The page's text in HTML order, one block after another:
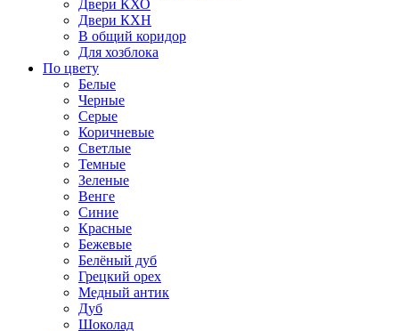
Двери КХО
Двери КХН
В общий коридор
Для хозблока
По цвету
Белые
Черные
Серые
Коричневые
Светлые
Темные
Зеленые
Венге
Синие
Красные
Бежевые
Белёный дуб
Грецкий орех
Медный антик
Дуб
Шоколад